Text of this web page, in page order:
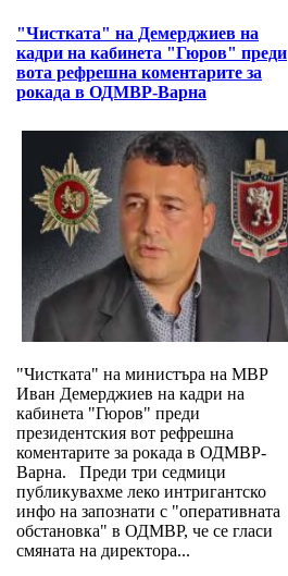
"Чистката" на Демерджиев на
кадри на кабинета "Гюров" преди
вота рефрешна коментарите за
рокада в ОДМВР-Варна
"Чистката" на министъра на МВР
Иван Демерджиев на кадри на
кабинета "Гюров" преди
президентския вот рефрешна
коментарите за рокада в ОДМВР-
Варна. Преди три седмици
публикувахме леко интригантско
инфо на запознати с "оперативната
обстановка" в ОДМВР, че се гласи
смяната на директора...